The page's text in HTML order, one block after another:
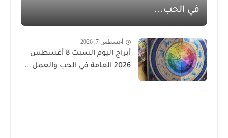
في الحب...
أغسطس 7, 2026
أبراج اليوم السبت 8 أغسطس
2026 العامة في الحب والعمل...